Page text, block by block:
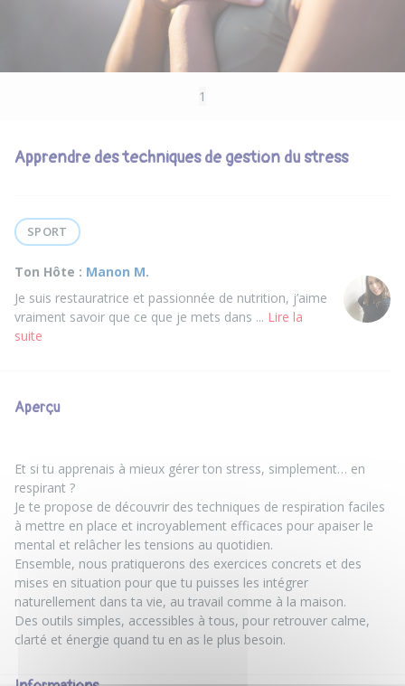
1
Apprendre des techniques de gestion du stress
SPORT
Ton Hôte : Manon M.
Je suis restauratrice et passionnée de nutrition, j’aime
vraiment savoir que ce que je mets dans ... Lire la
suite
Aperçu
Et si tu apprenais à mieux gérer ton stress, simplement… en
respirant ?
Je te propose de découvrir des techniques de respiration faciles
à mettre en place et incroyablement efficaces pour apaiser le
mental et relâcher les tensions au quotidien.
Ensemble, nous pratiquerons des exercices concrets et des
mises en situation pour que tu puisses les intégrer
naturellement dans ta vie, au travail comme à la maison.
Des outils simples, accessibles à tous, pour retrouver calme,